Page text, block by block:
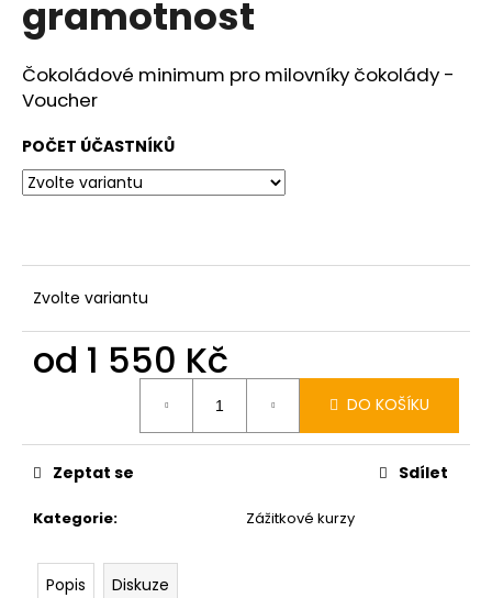
gramotnost
Čokoládové minimum pro milovníky čokolády -
Voucher
POČET ÚČASTNÍKŮ
Zvolte variantu
od 1 550 Kč
DO KOŠÍKU
Kategorie: Zážitkové kurzy
Zeptat se Sdílet
Popis Diskuze
a
j
í
t
?
D
o
r
u
u